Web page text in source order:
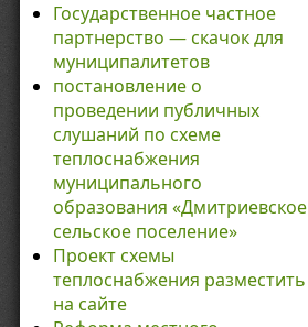
Государственное частное
партнерство — скачок для
муниципалитетов
постановление о
проведении публичных
слушаний по схеме
теплоснабжения
муниципального
образования «Дмитриевское
сельское поселение»
Проект схемы
теплоснабжения разместить
на сайте